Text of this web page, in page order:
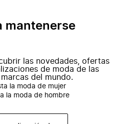
mantenerse
las novedades, ofertas
de moda de las
del mundo.
la moda de mujer
la moda de hombre